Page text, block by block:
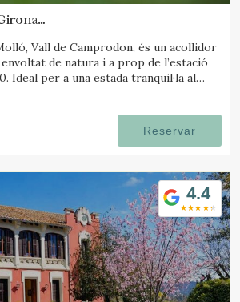
Vall de Camprodon, és un acollidor
de natura i a prop de l’estació
Ideal per a una estada tranquil·la al
Reservar
4.4